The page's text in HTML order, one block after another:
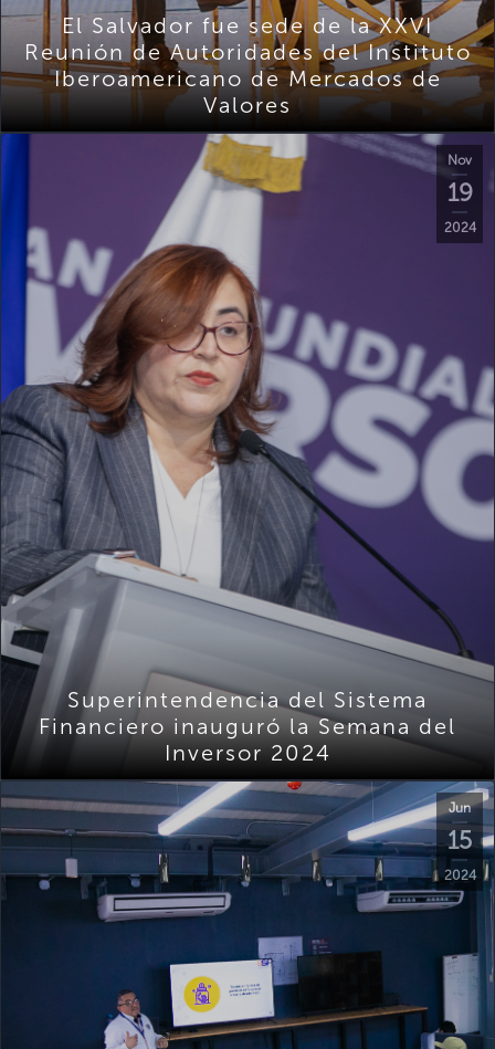
El Salvador fue sede de la XXVI
Reunión de Autoridades del Instituto
Iberoamericano de Mercados de
Valores
Nov
19
2024
Superintendencia del Sistema
Financiero inauguró la Semana del
Inversor 2024
Jun
15
2024